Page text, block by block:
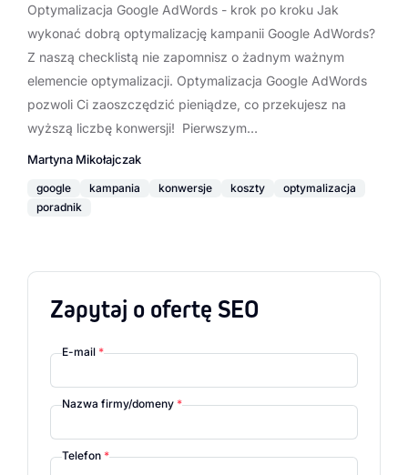
Zapytaj o ofertę SEO
E-mail *
Nazwa firmy/domeny *
Telefon *
Optymalizacja Google AdWords - krok po kroku Jak
wykonać dobrą optymalizację kampanii Google AdWords?
Z naszą checklistą nie zapomnisz o żadnym ważnym
elemencie optymalizacji. Optymalizacja Google AdWords
pozwoli Ci zaoszczędzić pieniądze, co przekujesz na
wyższą liczbę konwersji! Pierwszym…
Martyna Mikołajczak
google kampania konwersje koszty
optymalizacja
poradnik